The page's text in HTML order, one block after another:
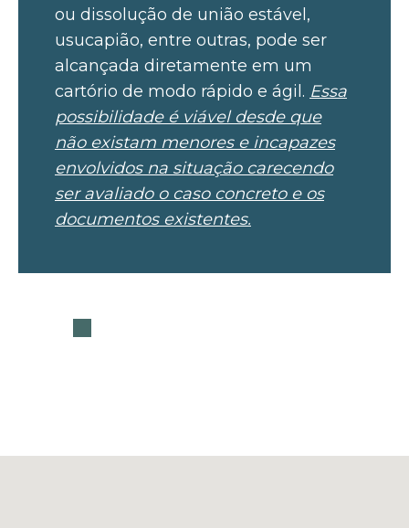
ou dissolução de união estável,
usucapião, entre outras, pode ser
alcançada diretamente em um
cartório de modo rápido e ágil. Essa
possibilidade é viável desde que
não existam menores e incapazes
envolvidos na situação carecendo
ser avaliado o caso concreto e os
documentos existentes.